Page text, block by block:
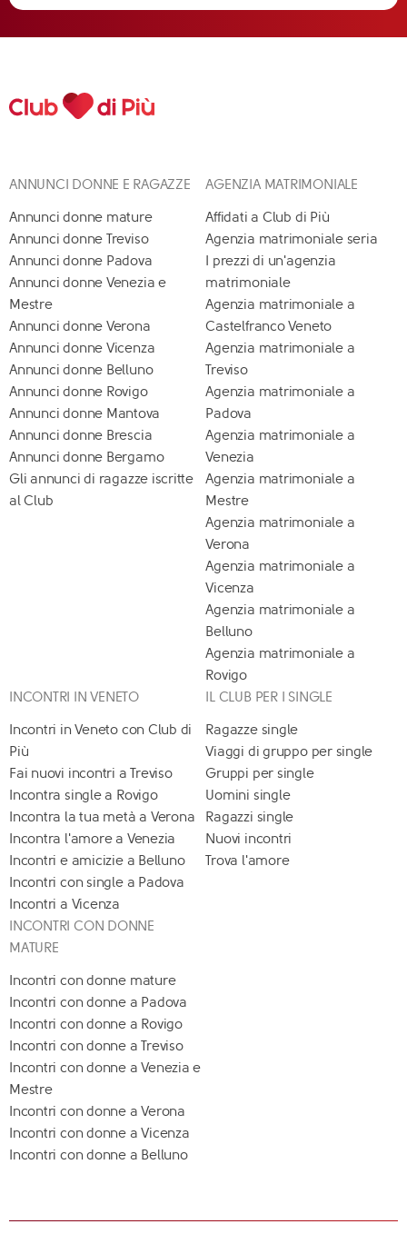
ANNUNCI DONNE E RAGAZZE
Annunci donne mature
Annunci donne Treviso
Annunci donne Padova
Annunci donne Venezia e
Mestre
Annunci donne Verona
Annunci donne Vicenza
Annunci donne Belluno
Annunci donne Rovigo
Annunci donne Mantova
Annunci donne Brescia
Annunci donne Bergamo
Gli annunci di ragazze iscritte
al Club
AGENZIA MATRIMONIALE
Affidati a Club di Più
Agenzia matrimoniale seria
I prezzi di un'agenzia
matrimoniale
Agenzia matrimoniale a
Castelfranco Veneto
Agenzia matrimoniale a
Treviso
Agenzia matrimoniale a
Padova
Agenzia matrimoniale a
Venezia
Agenzia matrimoniale a
Mestre
Agenzia matrimoniale a
Verona
Agenzia matrimoniale a
Vicenza
Agenzia matrimoniale a
Belluno
Agenzia matrimoniale a
Rovigo
INCONTRI IN VENETO
Incontri in Veneto con Club di
Più
Fai nuovi incontri a Treviso
Incontra single a Rovigo
Incontra la tua metà a Verona
Incontra l'amore a Venezia
Incontri e amicizie a Belluno
Incontri con single a Padova
Incontri a Vicenza
IL CLUB PER I SINGLE
Ragazze single
Viaggi di gruppo per single
Gruppi per single
Uomini single
Ragazzi single
Nuovi incontri
Trova l'amore
INCONTRI CON DONNE
MATURE
Incontri con donne mature
Incontri con donne a Padova
Incontri con donne a Rovigo
Incontri con donne a Treviso
Incontri con donne a Venezia e
Mestre
Incontri con donne a Verona
Incontri con donne a Vicenza
Incontri con donne a Belluno